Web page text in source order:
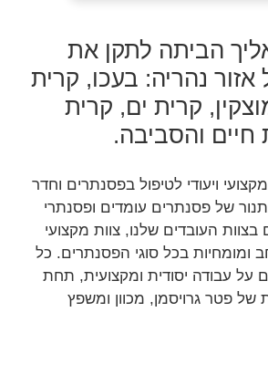
הביתה לתקן את
נהריה: בעכו, קרית
קרית ים, קרית
חיים והסביבה.
ויעודי לטיפול בפסנתרים וחדר
של פסנתרים עומדים ופסנתרי
העובדים שלנו, צוות מקצועי
ומומחיות בכל סוגי הפסנתרים. כל
על עבודה יסודית ומקצועית, תחת
של פטר גרויסמן, מכוון ומשפץ